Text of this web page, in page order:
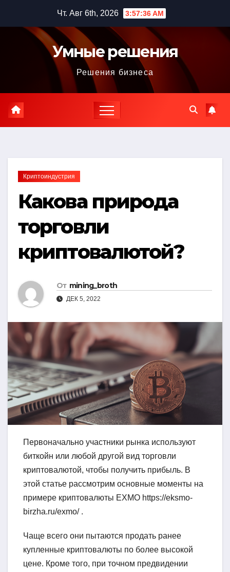
содержимому
Чт. Авг 6th, 2026 3:57:37 AM
Умные решения
Решения бизнеса
Криптоиндустрия
Какова природа
торговли
криптовалютой?
От mining_broth
ДЕК 5, 2022
Первоначально участники рынка используют
биткойн или любой другой вид торговли
криптовалютой, чтобы получить прибыль. В
этой статье рассмотрим основные моменты на
примере криптовалюты EXMO https://eksmo-
birzha.ru/exmo/ .
Чаще всего они пытаются продать ранее
купленные криптовалюты по более высокой
цене. Кроме того, при точном предвидении